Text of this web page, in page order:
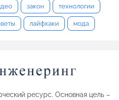
закон технологии
лайфхаки мода
ресурс. Основная цель –